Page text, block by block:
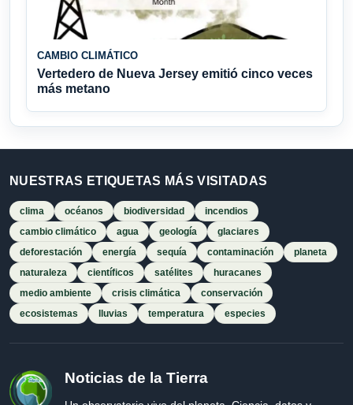
CAMBIO CLIMÁTICO
Vertedero de Nueva Jersey emitió cinco veces
más metano
NUESTRAS ETIQUETAS MÁS VISITADAS
clima océanos biodiversidad
incendios
cambio climático
agua geología
glaciares
deforestación
energía sequía contaminación
planeta
naturaleza
científicos satélites
huracanes
medio ambiente
crisis climática
conservación
ecosistemas
lluvias temperatura especies
Noticias de la Tierra